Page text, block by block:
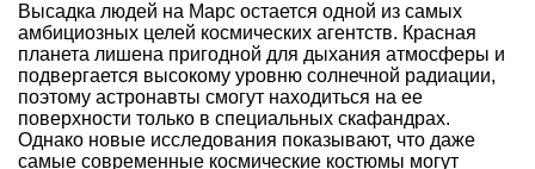
Высадка людей на Марс остается одной из самых
амбициозных целей космических агентств. Красная
планета лишена пригодной для дыхания атмосферы и
подвергается высокому уровню солнечной радиации,
поэтому астронавты смогут находиться на ее
поверхности только в специальных скафандрах.
Однако новые исследования показывают, что даже
самые современные космические костюмы могут